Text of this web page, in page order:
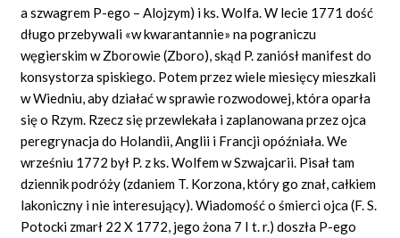
a szwagrem P-ego – Alojzym) i ks. Wolfa. W lecie 1771 dość
długo przebywali «w kwarantannie» na pograniczu
węgierskim w Zborowie (Zboro), skąd P. zaniósł manifest do
konsystorza spiskiego. Potem przez wiele miesięcy mieszkali
w Wiedniu, aby działać w sprawie rozwodowej, która oparła
się o Rzym. Rzecz się przewlekała i zaplanowana przez ojca
peregrynacja do Holandii, Anglii i Francji opóźniała. We
wrześniu 1772 był P. z ks. Wolfem w Szwajcarii. Pisał tam
dziennik podróży (zdaniem T. Korzona, który go znał, całkiem
lakoniczny i nie interesujący). Wiadomość o śmierci ojca (F. S.
Potocki zmarł 22 X 1772, jego żona 7 I t. r.) doszła P-ego